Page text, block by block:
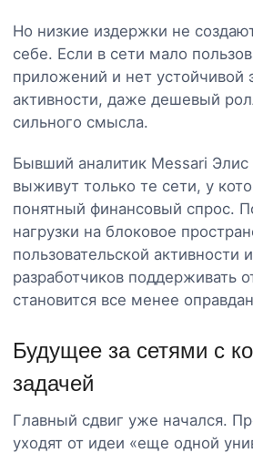
Но низкие издержки не
себе. Если в сети мало
приложений и нет устойчивой
активности, даже дешевый
сильного смысла.
Бывший аналитик Messari Элис
выживут только те сети, у
понятный финансовый спрос.
нагрузки на блоковое
пользовательской активности
разработчиков поддерживать
становится все менее
Будущее за сетями с
задачей
Главный сдвиг уже начался.
уходят от идеи «еще одной